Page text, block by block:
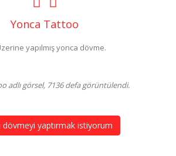
Yonca Tattoo
yapılmış yonca dövme.
adlı görsel, 7136 defa görüntülendi.
dövmeyi yaptırmak istiyorum